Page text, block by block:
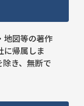
地図等の著作
に帰属しま
き、無断で